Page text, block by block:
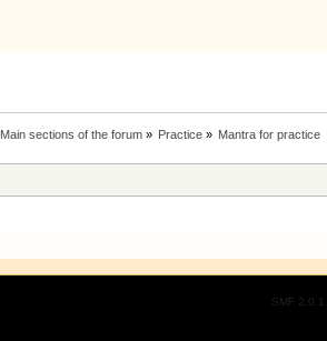
Main sections of the forum» Practice» Mantra for practice
SMF 2.0.1